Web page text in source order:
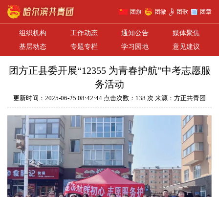
团旗 团徽 团歌 团章
组织机构 工作动态 通知公告
媒体聚焦
基层动态
专题专栏 学习园地 意见建议
团方正县委开展“12355 为青春护航”中考志愿服
务活动
更新时间：2025-06-25 08:42:44 点击次数：138 次 来源：方正共青团